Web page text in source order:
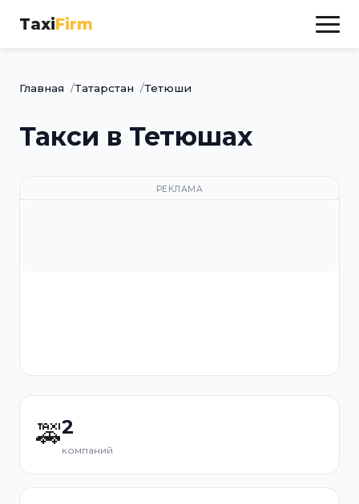
TaxiFirm
Главная Татарстан Тетюши
Такси в Тетюшах
РЕКЛАМА
🚕2
компаний